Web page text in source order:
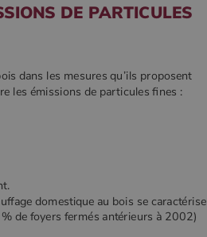
DE PARTICULES
dans les mesures qu’ils proposent
les émissions de particules fines :
domestique au bois se caractérise
de foyers fermés antérieurs à 2002)